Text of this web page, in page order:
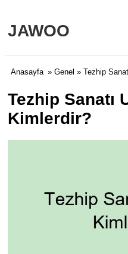
JAWOO
Anasayfa » Genel » Tezhip
Tezhip Sanatı
Kimlerdir?